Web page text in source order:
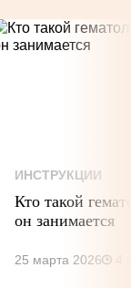
ИНСТРУКЦИИ
Кто такой
­он за­ни­мается
25 марта 2026 4